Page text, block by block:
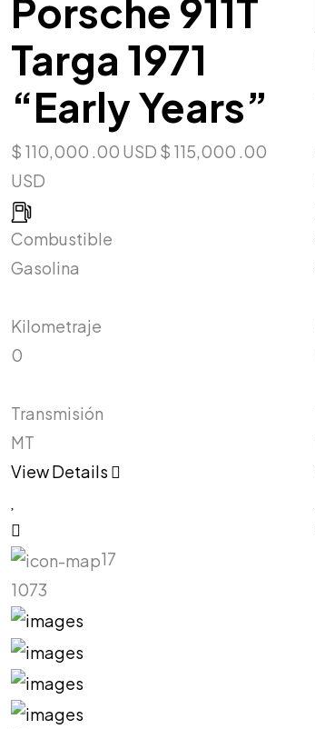
Porsche 911T
Targa 1971
“Early Years”
$ 110,000 .00 USD $ 115,000 .00
USD
Combustible
Gasolina
Kilometraje
0
Transmisión
MT
View Details
17
1073